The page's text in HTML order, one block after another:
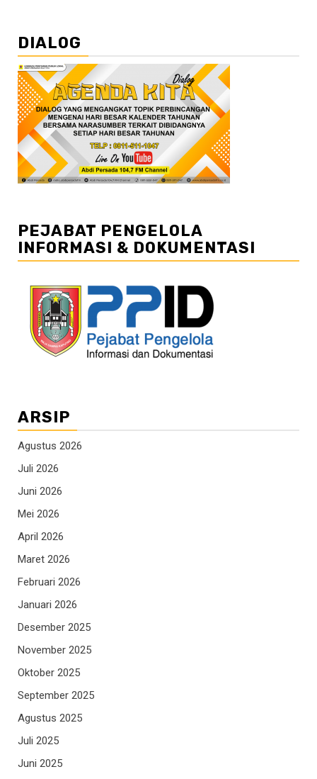
DIALOG
PEJABAT PENGELOLA
INFORMASI & DOKUMENTASI
ARSIP
Agustus 2026
Juli 2026
Juni 2026
Mei 2026
April 2026
Maret 2026
Februari 2026
Januari 2026
Desember 2025
November 2025
Oktober 2025
September 2025
Agustus 2025
Juli 2025
Juni 2025